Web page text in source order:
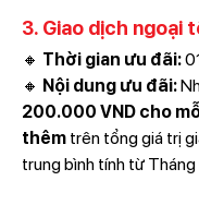
3. Giao dịch ngoại
🔸 Thời gian ưu đãi:
🔸 Nội dung ưu đãi:
200.000 VND cho
thêmtrên tổng giá trị
trung bình tính từ